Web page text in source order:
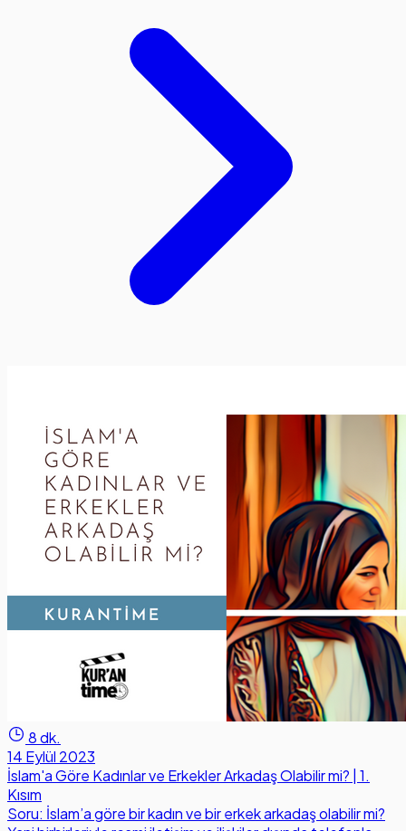
8 dk.
14 Eylül 2023
İslam'a Göre Kadınlar ve Erkekler Arkadaş Olabilir mi? | 1.
Kısım
Soru: İslam’a göre bir kadın ve bir erkek arkadaş olabilir mi?